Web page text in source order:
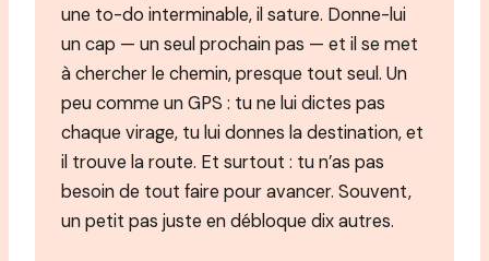
une to-do interminable, il sature. Donne-lui
un cap — un seul prochain pas — et il se met
à chercher le chemin, presque tout seul. Un
peu comme un GPS : tu ne lui dictes pas
chaque virage, tu lui donnes la destination, et
il trouve la route. Et surtout : tu n’as pas
besoin de tout faire pour avancer. Souvent,
un petit pas juste en débloque dix autres.